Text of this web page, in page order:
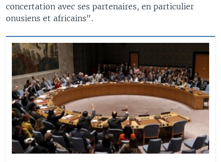
concertation avec ses partenaires, en particulier
onusiens et africains".